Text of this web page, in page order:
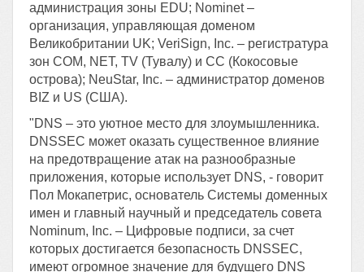
администрация зоны EDU; Nominet –
организация, управляющая доменом
Великобритании UK; VeriSign, Inc. – регистратура
зон COM, NET, TV (Тувалу) и CC (Кокосовые
острова); NeuStar, Inc. – администратор доменов
BIZ и US (США).
"DNS – это уютное место для злоумышленника.
DNSSEC может оказать существенное влияние
на предотвращение атак на разнообразные
приложения, которые использует DNS, - говорит
Пол Мокапетрис, основатель Системы доменных
имен и главный научный и председатель совета
Nominum, Inc. – Цифровые подписи, за счет
которых достигается безопасность DNSSEC,
имеют огромное значение для будущего DNS